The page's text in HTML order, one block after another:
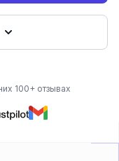
100+ отзывах